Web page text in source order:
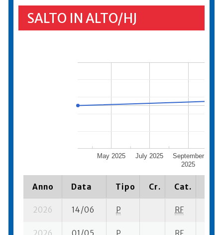
SALTO IN ALTO/HJ
May 2025 July 2025
September
2025
Anno Data Tipo Cr. Cat.
2026 14/06 P RF